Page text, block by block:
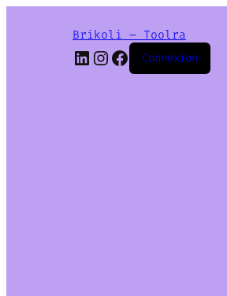
Brikoli – Toolra
LinkedIn
Instagram
Facebook
Connexion